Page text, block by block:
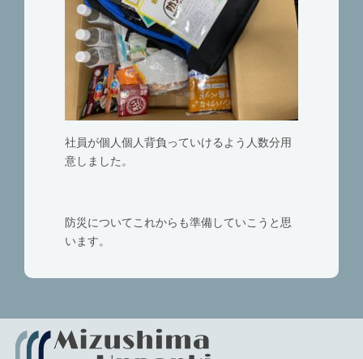
社員が個人個人背負っていけるよう人数分用
意しました。
防災についてこれからも準備していこうと思
います。